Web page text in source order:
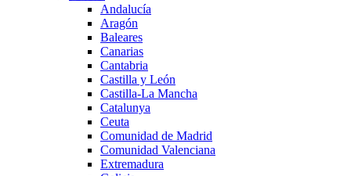
Andalucía
Aragón
Baleares
Canarias
Cantabria
Castilla y León
Castilla-La Mancha
Catalunya
Ceuta
Comunidad de Madrid
Comunidad Valenciana
Extremadura